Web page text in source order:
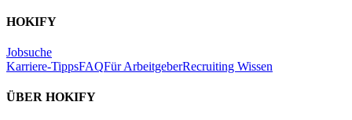
HOKIFY
Jobsuche
Karriere-TippsFAQFür ArbeitgeberRecruiting Wissen
ÜBER HOKIFY